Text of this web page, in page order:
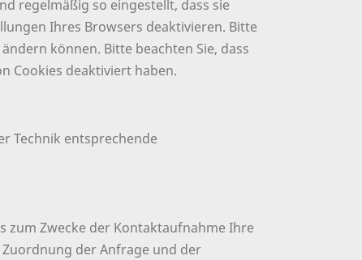
regelmäßig so eingestellt, dass sie
Ihres Browsers deaktivieren. Bitte
können. Bitte beachten Sie, dass
Cookies deaktiviert haben.
Technik entsprechende
zum Zwecke der Kontaktaufnahme Ihre
der Anfrage und der